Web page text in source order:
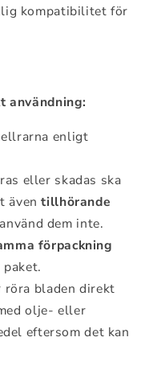
kompatibilitet för
användning:
enligt
eller skadas ska
äventillhörande
dem inte.
förpackning
bladen direkt
olje- eller
eftersom det kan